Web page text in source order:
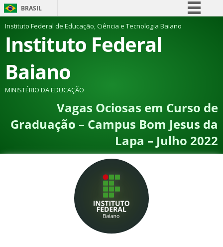
BRASIL
Simplifique!
Comunica BR
Canais
Instituto Federal de Educação, Ciência e Tecnologia Baiano
Instituto Federal
Baiano
MINISTÉRIO DA EDUCAÇÃO
Vagas Ociosas em Curso de
Graduação – Campus Bom Jesus da
Lapa – Julho 2022